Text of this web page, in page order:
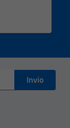
Invio